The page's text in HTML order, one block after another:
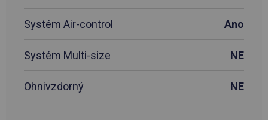
Systém Air-control Ano
Systém Multi-size NE
Ohnivzdorný NE